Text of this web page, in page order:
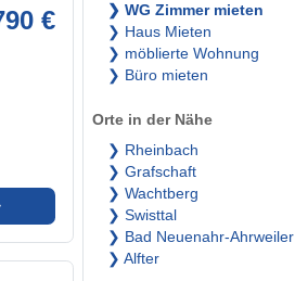
€
❯ WG Zimmer mieten
❯ Haus Mieten
❯ möblierte Wohnung
❯ Büro mieten
Orte in der Nähe
❯ Rheinbach
❯ Grafschaft
❯ Wachtberg
❯ Swisttal
❯ Bad Neuenahr-Ahrweiler
❯ Alfter